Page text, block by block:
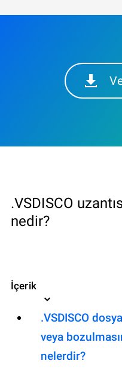
.VSDISCO
nedir?
İçerik
.VSDISCO
veya
nelerdir?